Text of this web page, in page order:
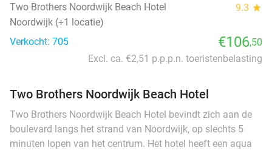
Two Brothers Noordwijk Beach Hotel 9.3 star
Noordwijk (+1 locatie)
Verkocht: 705
€106,50
Excl. ca. €2,51 p.p.p.n. toeristenbelasting
Two Brothers Noordwijk Beach Hotel
Two Brothers Noordwijk Beach Hotel bevindt zich aan de
boulevard langs het strand van Noordwijk, op slechts 5
minuten lopen van het centrum. Het hotel heeft een aqua